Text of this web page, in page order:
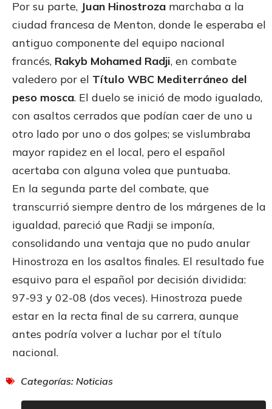
Por su parte, Juan Hinostroza marchaba a la
ciudad francesa de Menton, donde le esperaba el
antiguo componente del equipo nacional
francés, Rakyb Mohamed Radji, en combate
valedero por el Título WBC Mediterráneo del
peso mosca. El duelo se inició de modo igualado,
con asaltos cerrados que podían caer de uno u
otro lado por uno o dos golpes; se vislumbraba
mayor rapidez en el local, pero el español
acertaba con alguna volea que puntuaba.
En la segunda parte del combate, que
transcurrió siempre dentro de los márgenes de la
igualdad, pareció que Radji se imponía,
consolidando una ventaja que no pudo anular
Hinostroza en los asaltos finales. El resultado fue
esquivo para el español por decisión dividida:
97-93 y 02-08 (dos veces). Hinostroza puede
estar en la recta final de su carrera, aunque
antes podría volver a luchar por el título
nacional.
Categorías: Noticias